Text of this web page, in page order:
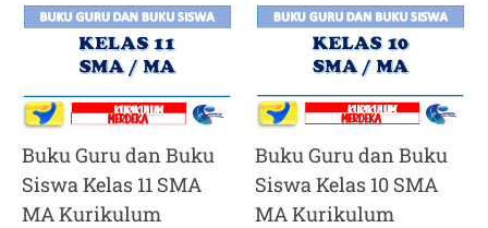
Buku Guru dan Buku
Siswa Kelas 11 SMA
MA Kurikulum
Buku Guru dan Buku
Siswa Kelas 10 SMA
MA Kurikulum